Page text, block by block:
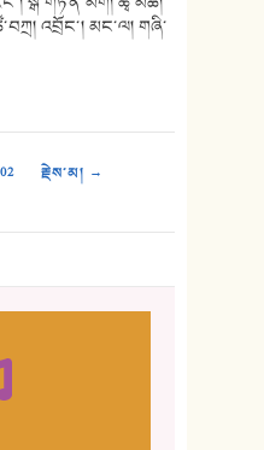
འབྲོང་། མང་ལ། གཞི་
རྗེས་མ། →